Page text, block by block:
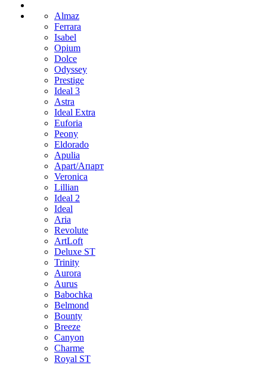
Almaz
Ferrara
Isabel
Opium
Dolce
Odyssey
Prestige
Ideal 3
Astra
Ideal Extra
Euforia
Peony
Eldorado
Apulia
Apart/Апарт
Veronica
Lillian
Ideal 2
Ideal
Aria
Revolute
ArtLoft
Deluxe ST
Trinity
Aurora
Aurus
Babochka
Belmond
Bounty
Breeze
Canуon
Charme
Royal ST